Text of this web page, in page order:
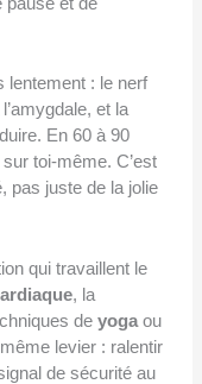
lentement : le nerf
et la
En 60 à 90
toi-même. C’est
pas juste de la jolie
qui travaillent le
, la
de yoga ou
levier : ralentir
de sécurité au